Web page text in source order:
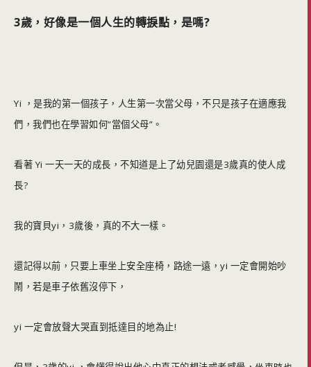
3歲，好像是一個人生的轉捩點，是嗎?
Yi ，是我的第一個孩子，人生第一次當父母，不只是孩子在適應我
們，我們也在學習如何”當個父母”。
看著 Yi 一天一天的成長，不知道是上了幼兒園還是3歲真的使人成
長?
我的寶貝yi，3歲後，真的不大一樣。
還記得以前，只要上車坐上安全座椅，路途一遠，yi 一定會開始吵
鬧，若是車子依舊沒停下，
yi 一定會放聲大哭直到抵達目的地為止!